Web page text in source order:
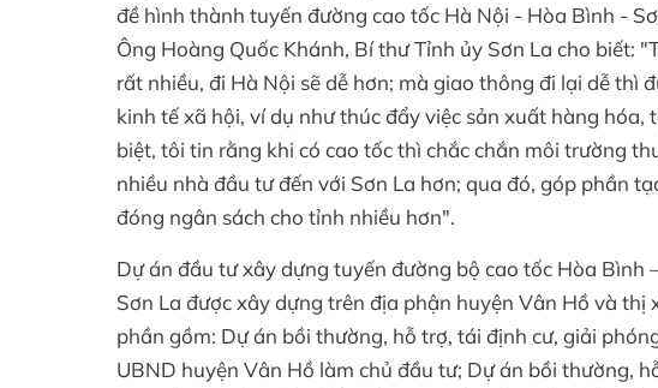
đề hình thành tuyến đường cao tốc Hà Nội - Hòa Bình -
Ông Hoàng Quốc Khánh, Bí thư Tỉnh ủy Sơn La cho biết:
rất nhiều, đi Hà Nội sẽ dễ hơn; mà giao thông đi lại dễ thì
kinh tế xã hội, ví dụ như thúc đẩy việc sản xuất hàng
biệt, tôi tin rằng khi có cao tốc thì chắc chắn môi trường
nhiều nhà đầu tư đến với Sơn La hơn; qua đó, góp phần
đóng ngân sách cho tỉnh nhiều hơn".
Dự án đầu tư xây dựng tuyến đường bộ cao tốc Hòa Bình
Sơn La được xây dựng trên địa phận huyện Vân Hồ và
phần gồm: Dự án bồi thường, hỗ trợ, tái định cư, giải
UBND huyện Vân Hồ làm chủ đầu tư; Dự án bồi thường,